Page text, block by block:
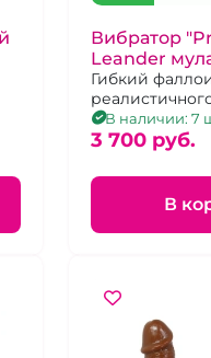
Вибратор
Leander
Гибкий
10 режимами
зарядке Type-C
В наличии: 7
3 700 pуб.
В